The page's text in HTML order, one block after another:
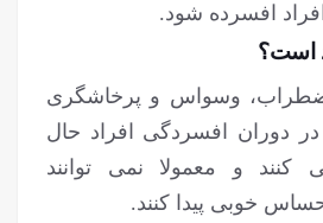
افسرده شود.
است؟
وسواس و پرخاشگری
در دوران افسردگی افراد حال
کنند و معمولا نمی توانند
خوبی پیدا کنند.